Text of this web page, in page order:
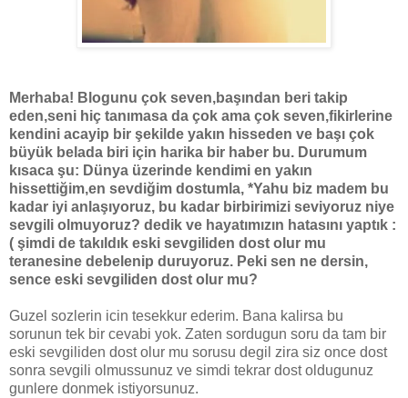
Merhaba! Blogunu çok seven,başından beri takip
eden,seni hiç tanımasa da çok ama çok seven,fikirlerine
kendini acayip bir şekilde yakın hisseden ve başı çok
büyük belada biri için harika bir haber bu. Durumum
kısaca şu: Dünya üzerinde kendimi en yakın
hissettiğim,en sevdiğim dostumla, *Yahu biz madem bu
kadar iyi anlaşıyoruz, bu kadar birbirimizi seviyoruz niye
sevgili olmuyoruz? dedik ve hayatımızın hatasını yaptık :
( şimdi de takıldık eski sevgiliden dost olur mu
teranesine debelenip duruyoruz. Peki sen ne dersin,
sence eski sevgiliden dost olur mu?
Guzel sozlerin icin tesekkur ederim. Bana kalirsa bu
sorunun tek bir cevabi yok. Zaten sordugun soru da tam bir
eski sevgiliden dost olur mu sorusu degil zira siz once dost
sonra sevgili olmussunuz ve simdi tekrar dost oldugunuz
gunlere donmek istiyorsunuz.